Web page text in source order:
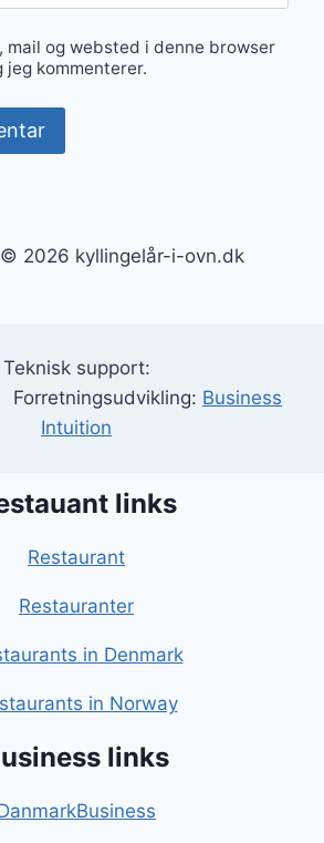
mail og websted i denne browser
kommenterer.
2026 kyllingelår-i-ovn.dk
Teknisk support:
Business
Intuition
links
Restaurant
Restauranter
in Denmark
in Norway
links